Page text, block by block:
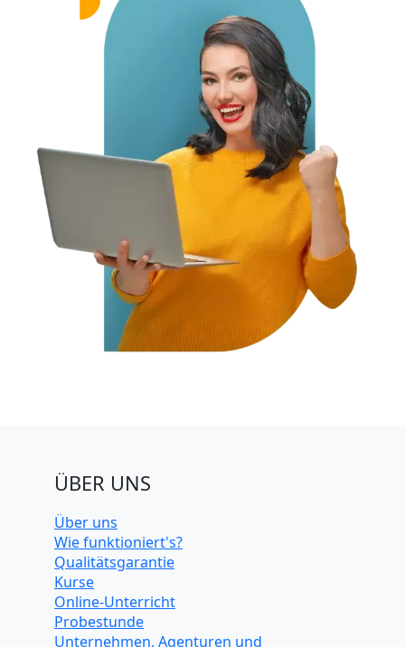
ÜBER UNS
Über uns
Wie funktioniert's?
Qualitätsgarantie
Kurse
Online-Unterricht
Probestunde
Unternehmen, Agenturen und